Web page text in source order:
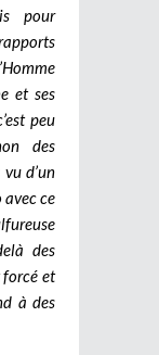
pour
et ses
peu
des
d’un
ce
des
et
à des